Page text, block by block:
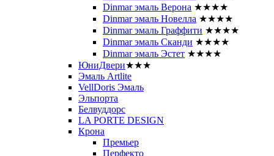
Dinmar эмаль Верона ★★★★
Dinmar эмаль Новелла ★★★★
Dinmar эмаль Граффити ★★★★
Dinmar эмаль Сканди ★★★★
Dinmar эмаль Эстет ★★★★
ЮниДвери★★★
Эмаль Artlite
VellDoris Эмаль
Эльпорта
Белвуддорс
LA PORTE DESIGN
Крона
Премьер
Перфекто